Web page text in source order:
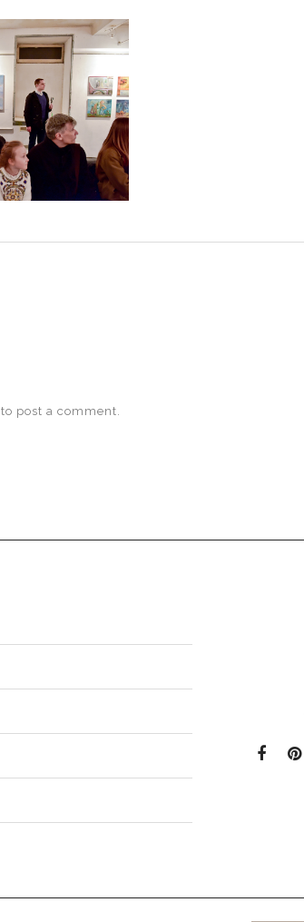
to post a comment.